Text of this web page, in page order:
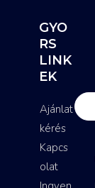
GYO
RS
LINK
EK
Ajánlat
kérés
Kapcs
olat